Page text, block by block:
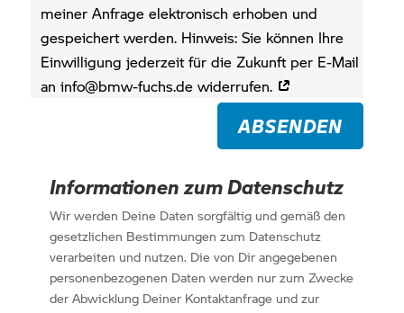
meiner Anfrage elektronisch erhoben und
gespeichert werden. Hinweis: Sie können Ihre
Einwilligung jederzeit für die Zukunft per E-Mail
an info@bmw-fuchs.de widerrufen.
ABSENDEN
Informationen zum Datenschutz
Wir werden Deine Daten sorgfältig und gemäß den
gesetzlichen Bestimmungen zum Datenschutz
verarbeiten und nutzen. Die von Dir angegebenen
personenbezogenen Daten werden nur zum Zwecke
der Abwicklung Deiner Kontaktanfrage und zur